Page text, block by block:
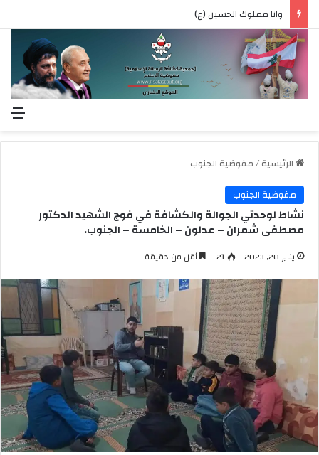
وانا مملوك الحسين (ع)
الرئيسية/مفوضية الجنوب
مفوضية الجنوب
نشاط لوحدتي الجوالة والكشافة في فوج الشهيد الدكتور
مصطفى شمران – عدلون – الخامسة – الجنوب.
يناير 20, 2023 21 أقل من دقيقة